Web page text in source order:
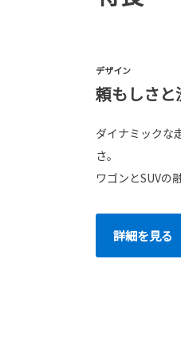
デザイン
頼もしさ
ダイナミックな
さ。
ワゴンとSUVの
詳細を見る